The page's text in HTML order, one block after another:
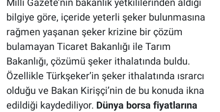
Milli Gazete’nin bakanlık yetkililerinden aldığı
bilgiye göre, içeride yeterli şeker bulunmasına
rağmen yaşanan şeker krizine bir çözüm
bulamayan Ticaret Bakanlığı ile Tarım
Bakanlığı, çözümü şeker ithalatında buldu.
Özellikle Türkşeker’in şeker ithalatında ısrarcı
olduğu ve Bakan Kirişçi’nin de bu konuda ikna
edildiği kaydediliyor. Dünya borsa fiyatlarına